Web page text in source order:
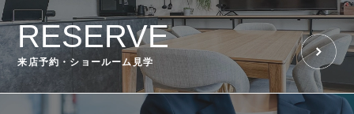
RESERVE
来店予約・ショールーム見学